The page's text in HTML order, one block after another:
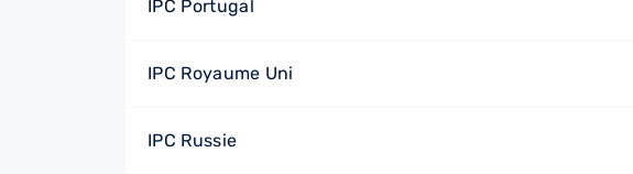
IPC Portugal
IPC Royaume Uni
IPC Russie